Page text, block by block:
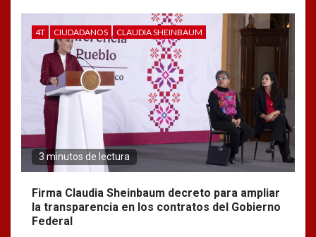
4T CIUDADANOS CLAUDIA SHEINBAUM
3 minutos de lectura
Firma Claudia Sheinbaum decreto para ampliar
la transparencia en los contratos del Gobierno
Federal